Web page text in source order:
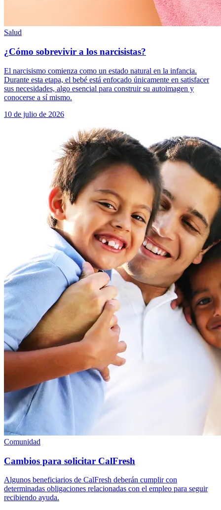
Salud
¿Cómo sobrevivir a los narcisistas?
El narcisismo comienza como un estado natural en la infancia.
Durante esta etapa, el bebé está enfocado únicamente en satisfacer
sus necesidades, algo esencial para construir su autoimagen y
conocerse a sí mismo.
10 de julio de 2026
Comunidad
Cambios para solicitar CalFresh
Algunos beneficiarios de CalFresh deberán cumplir con
determinadas obligaciones relacionadas con el empleo para seguir
recibiendo ayuda.